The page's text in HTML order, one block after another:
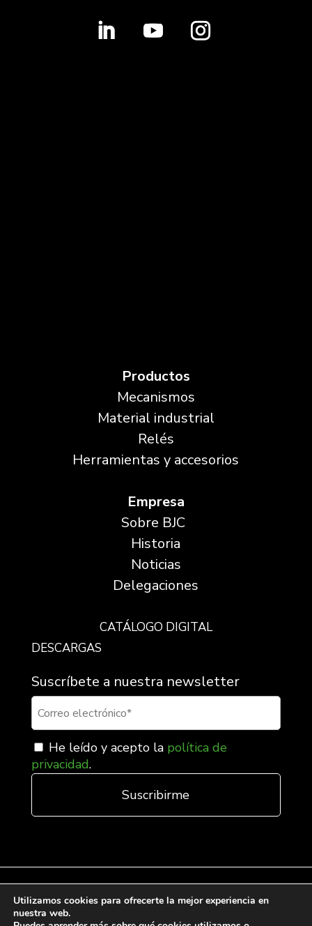
Productos
Mecanismos
Material industrial
Relés
Herramientas y accesorios
Empresa
Sobre BJC
Historia
Noticias
Delegaciones
CATÁLOGO DIGITAL
DESCARGAS
Suscríbete a nuestra newsletter
He leído y acepto la política de
privacidad.
Utilizamos cookies para ofrecerte la mejor experiencia en
nuestra web.